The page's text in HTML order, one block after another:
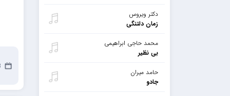
دکتر ویروس
زمان دلتنگی
محمد حاجی ابراهیمی
بی نظیر
حامد میران
جادو